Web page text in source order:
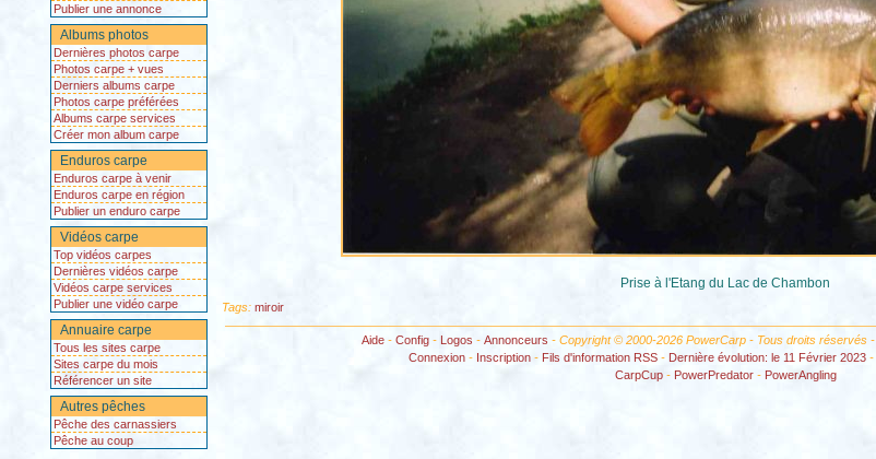
Publier une annonce
Albums photos
Dernières photos carpe
Photos carpe + vues
Derniers albums carpe
Photos carpe préférées
Albums carpe services
Créer mon album carpe
Enduros carpe
Enduros carpe à venir
Enduros carpe en région
Publier un enduro carpe
Vidéos carpe
Top vidéos carpes
Dernières vidéos carpe
Vidéos carpe services
Publier une vidéo carpe
Annuaire carpe
Tous les sites carpe
Sites carpe du mois
Référencer un site
Autres pêches
Pêche des carnassiers
Pêche au coup
Prise à l'Etang du Lac de Chambon
Tags: miroir
Aide- Config- Logos - Annonceurs - Copyright © 2000-2026 PowerCarp - Tous droits réservés -
Connexion - Inscription - Fils d'information RSS - Dernière évolution: le 11 Février 2023 -
CarpCup- PowerPredator- PowerAngling